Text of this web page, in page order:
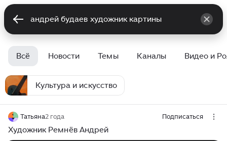
Всё Новости Темы Каналы Видео и
Культура и искусство
Татьяна2 года Подписаться
Художник Ремнёв Андрей